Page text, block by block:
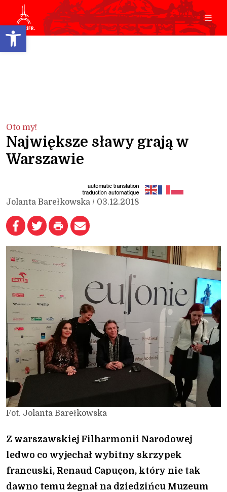
Open toolbar
Oto my!
Największe sławy grają w
Warszawie
Jolanta Barełkowska / 03.12.2018
Fot. Jolanta Barełkowska
Z warszawskiej Filharmonii Narodowej
ledwo co wyjechał wybitny skrzypek
francuski, Renaud Capuçon, który nie tak
dawno temu żegnał na dziedzińcu Muzeum